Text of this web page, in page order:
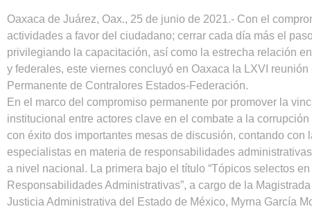
Oaxaca de Juárez, Oax., 25 de junio de 2021.- Con el
actividades a favor del ciudadano; cerrar cada día más el
privilegiando la capacitación, así como la estrecha relación
y federales, este viernes concluyó en Oaxaca la LXVI
Permanente de Contralores Estados-Federación.
En el marco del compromiso permanente por promover la
institucional entre actores clave en el combate a la
con éxito dos importantes mesas de discusión, contando con
especialistas en materia de responsabilidades
a nivel nacional. La primera bajo el título “Tópicos selectos
Responsabilidades Administrativas”, a cargo de la
Justicia Administrativa del Estado de México, Myrna García